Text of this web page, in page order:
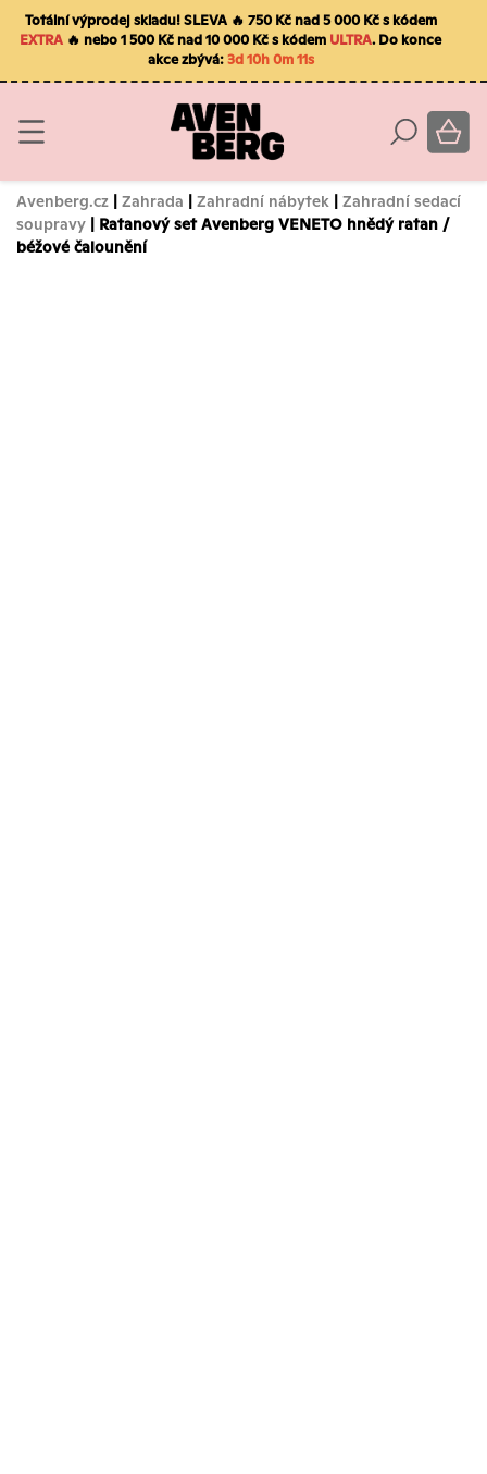
Totální výprodej skladu! SLEVA 🔥 750 Kč nad 5 000 Kč s kódem
EXTRA 🔥 nebo 1 500 Kč nad 10 000 Kč s kódem ULTRA. Do konce
akce zbývá:3d 10h 0m 10s
Avenberg.cz | Zahrada | Zahradní nábytek | Zahradní sedací
soupravy | Ratanový set Avenberg VENETO hnědý ratan /
béžové čalounění